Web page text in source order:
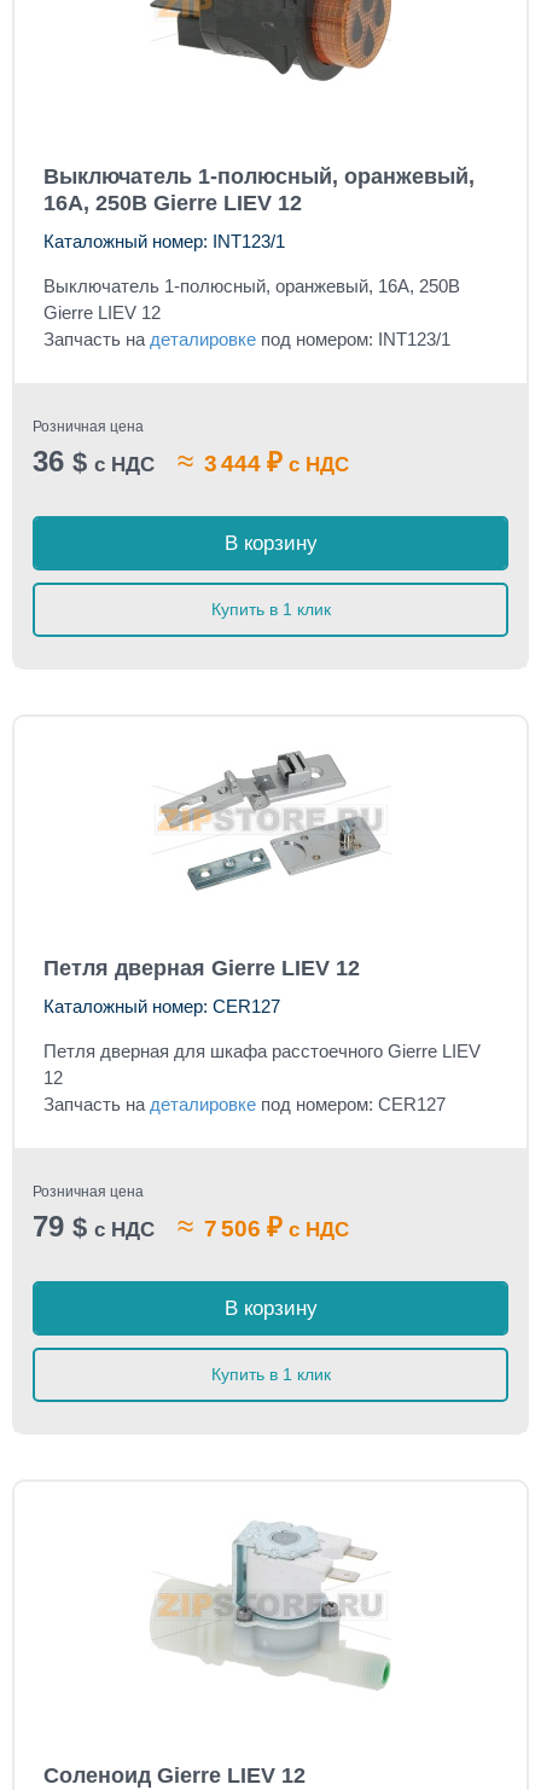
Выключатель 1-полюсный, оранжевый,
16А, 250В Gierre LIEV 12
Каталожный номер: INT123/1
Выключатель 1-полюсный, оранжевый, 16А, 250В
Gierre LIEV 12
Запчасть на деталировке под номером: INT123/1
Розничная цена
36 $ с НДС ≈ 3 444 ₽ с НДС
В корзину
Купить в 1 клик
Петля дверная Gierre LIEV 12
Каталожный номер: CER127
Петля дверная для шкафа расстоечного Gierre LIEV
12
Запчасть на деталировке под номером: CER127
Розничная цена
79 $ с НДС ≈ 7 506 ₽ с НДС
В корзину
Купить в 1 клик
Соленоид Gierre LIEV 12